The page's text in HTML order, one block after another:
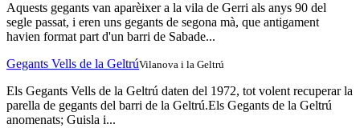
Aquests gegants van aparèixer a la vila de Gerri als anys 90 del
segle passat, i eren uns gegants de segona mà, que antigament
havien format part d'un barri de Sabade...
Gegants Vells de la GeltrúVilanova i la Geltrú
Els Gegants Vells de la Geltrú daten del 1972, tot volent recuperar la
parella de gegants del barri de la Geltrú.Els Gegants de la Geltrú
anomenats; Guisla i...